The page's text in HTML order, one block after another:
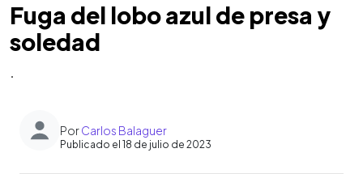
Fuga del lobo azul de presa y
soledad
.
PorCarlos Balaguer
Publicado el 18 de julio de 2023